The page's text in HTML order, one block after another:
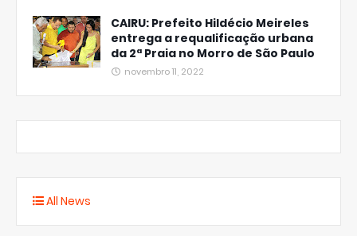
CAIRU: Prefeito Hildécio Meireles
entrega a requalificação urbana
da 2ª Praia no Morro de São Paulo
novembro 11, 2022
All News